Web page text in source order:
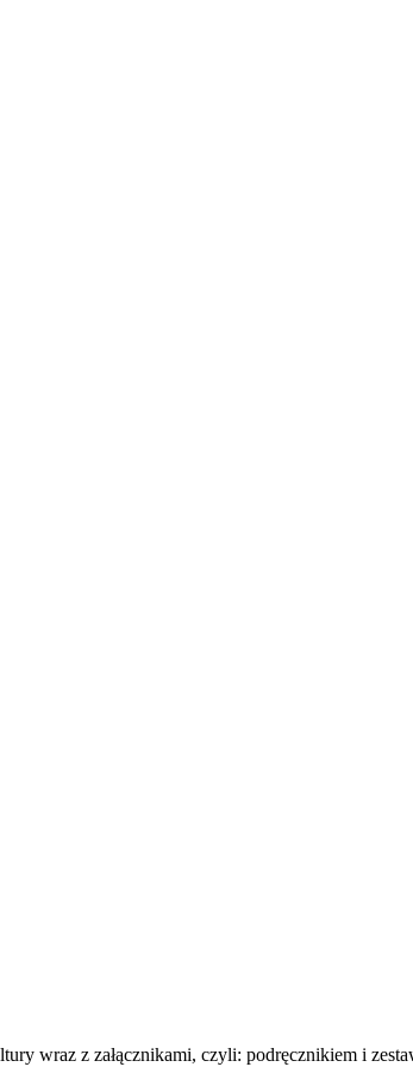
wraz z załącznikami, czyli: podręcznikiem i